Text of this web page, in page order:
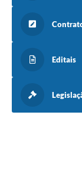
Editais